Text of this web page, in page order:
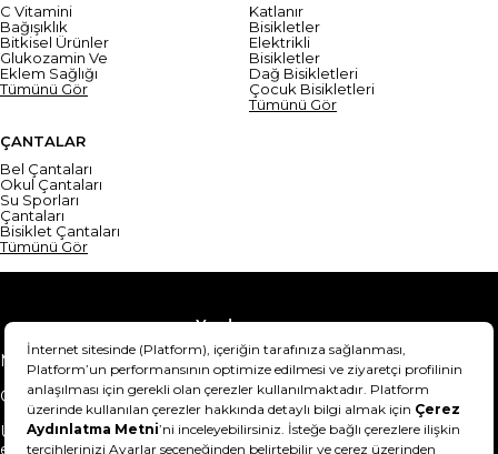
C Vitamini
Bağışıklık
Bitkisel Ürünler
Glukozamin Ve
Eklem Sağlığı
Tümünü Gör
Katlanır
Bisikletler
Elektrikli
Bisikletler
Dağ Bisikletleri
Çocuk Bisikletleri
Tümünü Gör
ÇANTALAR
Bel Çantaları
Okul Çantaları
Su Sporları
Çantaları
Bisiklet Çantaları
Tümünü Gör
Yardım
Mesafeli Satış Sözleşmesi
Teslimat Bilgisi
Gizlilik Sözleşmesi
Şartlar & Koşullar
Ürünümü nasıl iade
edebilirim?
Hakkımızda